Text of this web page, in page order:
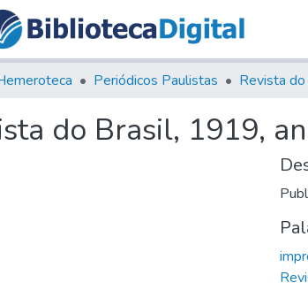
Periódicos Paulistas Revista
do Brasil, 1919,